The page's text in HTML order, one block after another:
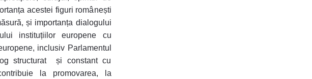
acestei figuri românești
și importanța dialogului
instituțiilor europene cu
inclusiv Parlamentul
structurat și constant cu
la promovarea, la